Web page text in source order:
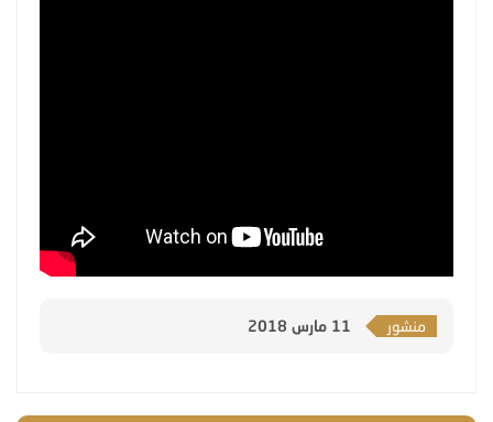
منشور 11 مارس 2018